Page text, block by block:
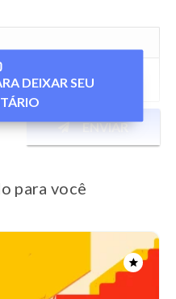
ENVIAR
DEIXAR SEU
para você